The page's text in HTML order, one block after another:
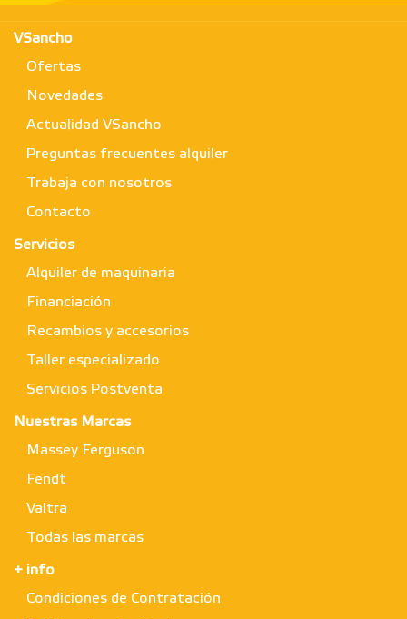
VSancho
Ofertas
Novedades
Actualidad VSancho
Preguntas frecuentes alquiler
Trabaja con nosotros
Contacto
Servicios
Alquiler de maquinaria
Financiación
Recambios y accesorios
Taller especializado
Servicios Postventa
Nuestras Marcas
Massey Ferguson
Fendt
Valtra
Todas las marcas
+ info
Condiciones de Contratación